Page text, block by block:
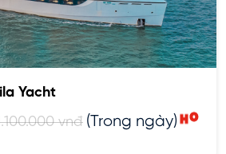
Yacht
vnđ (Trong ngày) HO